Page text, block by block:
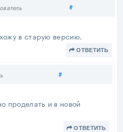
#Поделиться
в старую версию.
ОТВЕТИТЬ
#Поделиться
проделать и в новой
ОТВЕТИТЬ